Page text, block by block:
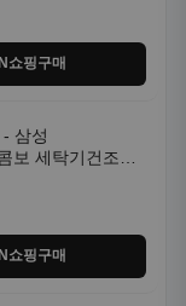
N쇼핑구매
삼성
보 세탁기건조기
N쇼핑구매